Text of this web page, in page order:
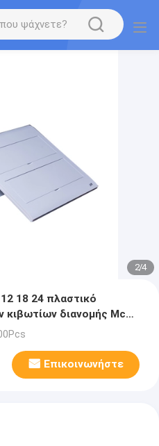
2/4
18 24 πλαστικό
κιβωτίων διανομής Mcb
Επικοινωνήστε